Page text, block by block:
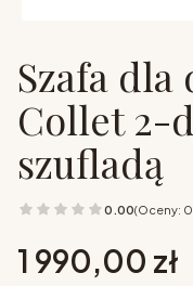
Szafa
Collet 2-
szufladą
0.00(Oceny:
Cena
1 990,00 zł